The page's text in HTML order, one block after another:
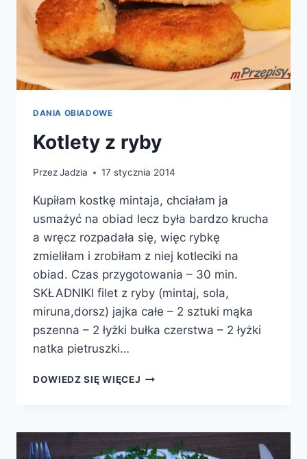
DANIA OBIADOWE
Kotlety z ryby
PrzezJadzia 17 stycznia 2014
Kupiłam kostkę mintaja, chciałam ja
usmażyć na obiad lecz była bardzo krucha
a wręcz rozpadała się, więc rybkę
zmieliłam i zrobiłam z niej kotleciki na
obiad. Czas przygotowania – 30 min.
SKŁADNIKI filet z ryby (mintaj, sola,
miruna,dorsz) jajka całe – 2 sztuki mąka
pszenna – 2 łyżki bułka czerstwa – 2 łyżki
natka pietruszki…
DOWIEDZ SIĘ WIĘCEJ KOTLETY